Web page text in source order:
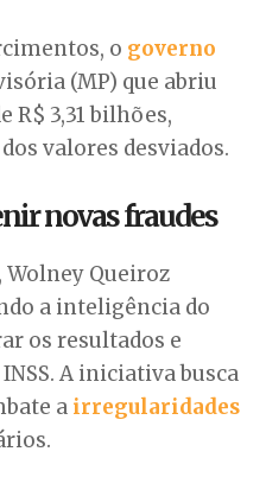
o governo
(MP) que abriu
R$ 3,31 bilhões,
valores desviados.
novas fraudes
Queiroz
a inteligência do
os resultados e
A iniciativa busca
a irregularidades